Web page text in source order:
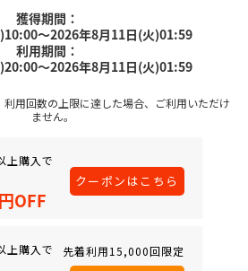
獲得期間：
～2026年8月11日(火)01:59
利用期間：
～2026年8月11日(火)01:59
用回数の上限に達した場合、ご利用いただけ
ません。
上購入で
円OFF
クーポンはこちら
上購入で 先着利用15,000回限定